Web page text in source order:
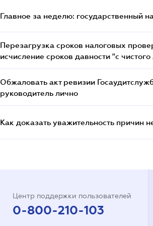
Главное за неделю: государственный
Перезагрузка сроков налоговых
исчисление сроков давности "с чистого
Обжаловать акт ревизии
руководитель лично
Как доказать уважительность причин
Центр поддержки пользователей
0-800-210-103